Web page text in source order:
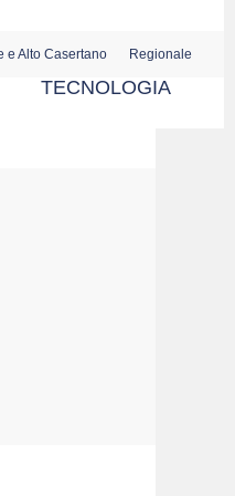
e Alto Casertano Regionale
TECNOLOGIA